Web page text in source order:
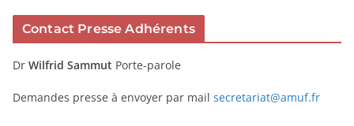
Contact Presse Adhérents
Dr Wilfrid Sammut Porte-parole
Demandes presse à envoyer par mail secretariat@amuf.fr